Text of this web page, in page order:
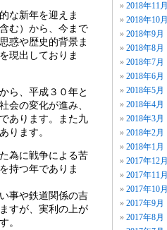
2018年11月
2018年10月
2018年9月
2018年8月
2018年7月
2018年6月
2018年5月
2018年4月
2018年3月
2018年2月
2018年1月
2017年12月
2017年11月
2017年10月
2017年9月
2017年8月
な新年を迎えま
む）から、今まで
惑や歴史的背景ま
現出しておりま
ら、平成３０年と
会の変化が進み、
あります。また九
ります。
為に戦争による苦
持つ年でありま
事や鉄道関係の吉
すが、実利の上が
。